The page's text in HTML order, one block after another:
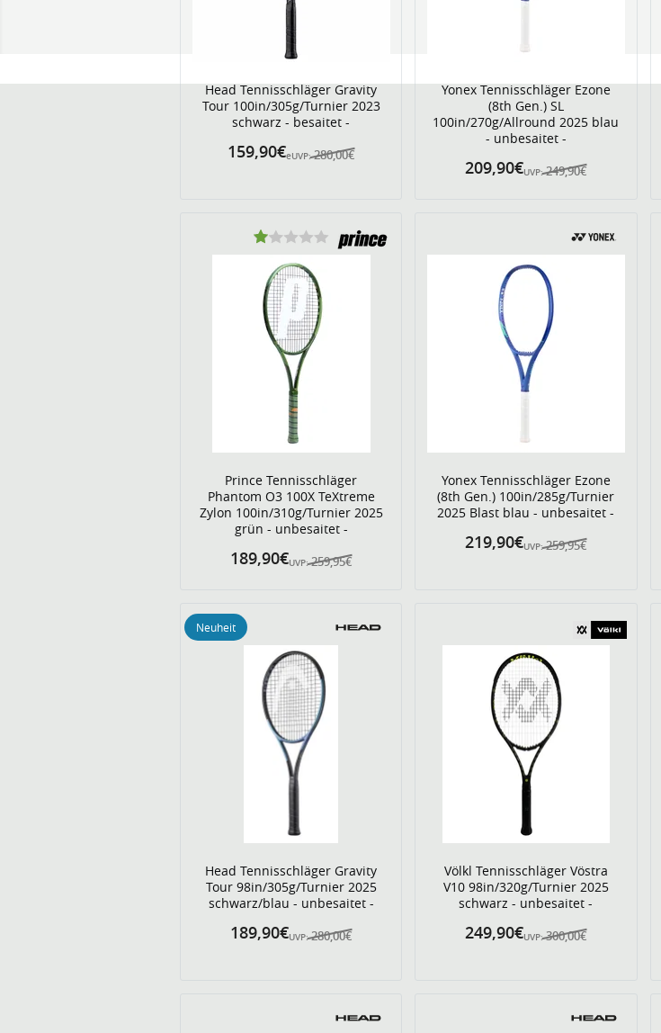
Head Tennisschläger Gravity
Tour 100in/305g/Turnier 2023
schwarz - besaitet -
eUVP: 280,00€
159,90€
Yonex Tennisschläger Ezone
(8th Gen.) SL
100in/270g/Allround 2025 blau
- unbesaitet -
UVP: 249,90€
209,90€
Prince Tennisschläger
Phantom O3 100X TeXtreme
Zylon 100in/310g/Turnier 2025
grün - unbesaitet -
UVP: 259,95€
189,90€
Yonex Tennisschläger Ezone
(8th Gen.) 100in/285g/Turnier
2025 Blast blau - unbesaitet -
UVP: 259,95€
219,90€
Head Tennisschläger Gravity
Tour 98in/305g/Turnier 2025
schwarz/blau - unbesaitet -
UVP: 280,00€
189,90€
Neuheit
Völkl Tennisschläger Vöstra
V10 98in/320g/Turnier 2025
schwarz - unbesaitet -
UVP: 300,00€
249,90€